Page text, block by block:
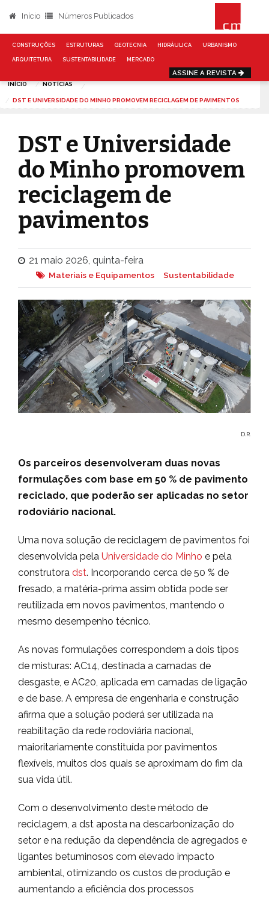
Início Números Publicados
CONSTRUÇÕES ESTRUTURAS GEOTECNIA HIDRÁULICA URBANISMO
ARQUITETURA SUSTENTABILIDADE MERCADO
ASSINE A REVISTA
INÍCIO NOTÍCIAS
DST E UNIVERSIDADE DO MINHO PROMOVEM RECICLAGEM DE PAVIMENTOS
DST e Universidade
do Minho promovem
reciclagem de
pavimentos
21 maio 2026, quinta-feira
Materiais e Equipamentos Sustentabilidade
D.R.
Os parceiros desenvolveram duas novas
formulações com base em 50 % de pavimento
reciclado, que poderão ser aplicadas no setor
rodoviário nacional.
Uma nova solução de reciclagem de pavimentos foi
desenvolvida pela Universidade do Minho e pela
construtora dst. Incorporando cerca de 50 % de
fresado, a matéria-prima assim obtida pode ser
reutilizada em novos pavimentos, mantendo o
mesmo desempenho técnico.
As novas formulações correspondem a dois tipos
de misturas: AC14, destinada a camadas de
desgaste, e AC20, aplicada em camadas de ligação
e de base. A empresa de engenharia e construção
afirma que a solução poderá ser utilizada na
reabilitação da rede rodoviária nacional,
maioritariamente constituída por pavimentos
flexíveis, muitos dos quais se aproximam do fim da
sua vida útil.
Com o desenvolvimento deste método de
reciclagem, a dst aposta na descarbonização do
setor e na redução da dependência de agregados e
ligantes betuminosos com elevado impacto
ambiental, otimizando os custos de produção e
aumentando a eficiência dos processos